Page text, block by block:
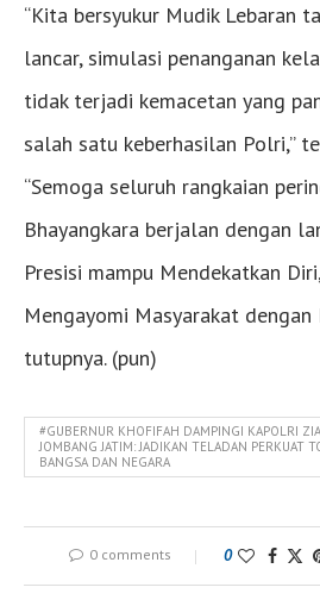
“Kita bersyukur Mudik Lebaran
lancar, simulasi penanganan
tidak terjadi kemacetan yang
salah satu keberhasilan Polri,”
“Semoga seluruh rangkaian
Bhayangkara berjalan dengan
Presisi mampu Mendekatkan
Mengayomi Masyarakat dengan
tutupnya. (pun)
#GUBERNUR KHOFIFAH DAMPINGI KAPOLRI
JOMBANG JATIM: JADIKAN TELADAN PERKUAT
BANGSA DAN NEGARA
0 comments 0